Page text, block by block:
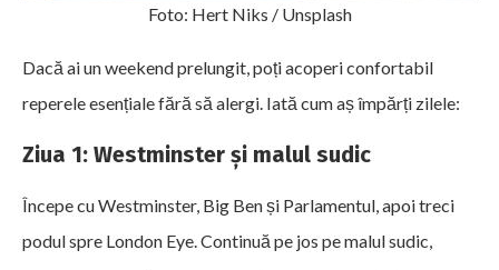
Foto: Hert Niks / Unsplash
Dacă ai un weekend prelungit, poți acoperi confortabil
reperele esențiale fără să alergi. Iată cum aș împărți zilele:
Ziua 1: Westminster și malul sudic
Începe cu Westminster, Big Ben și Parlamentul, apoi treci
podul spre London Eye. Continuă pe jos pe malul sudic,